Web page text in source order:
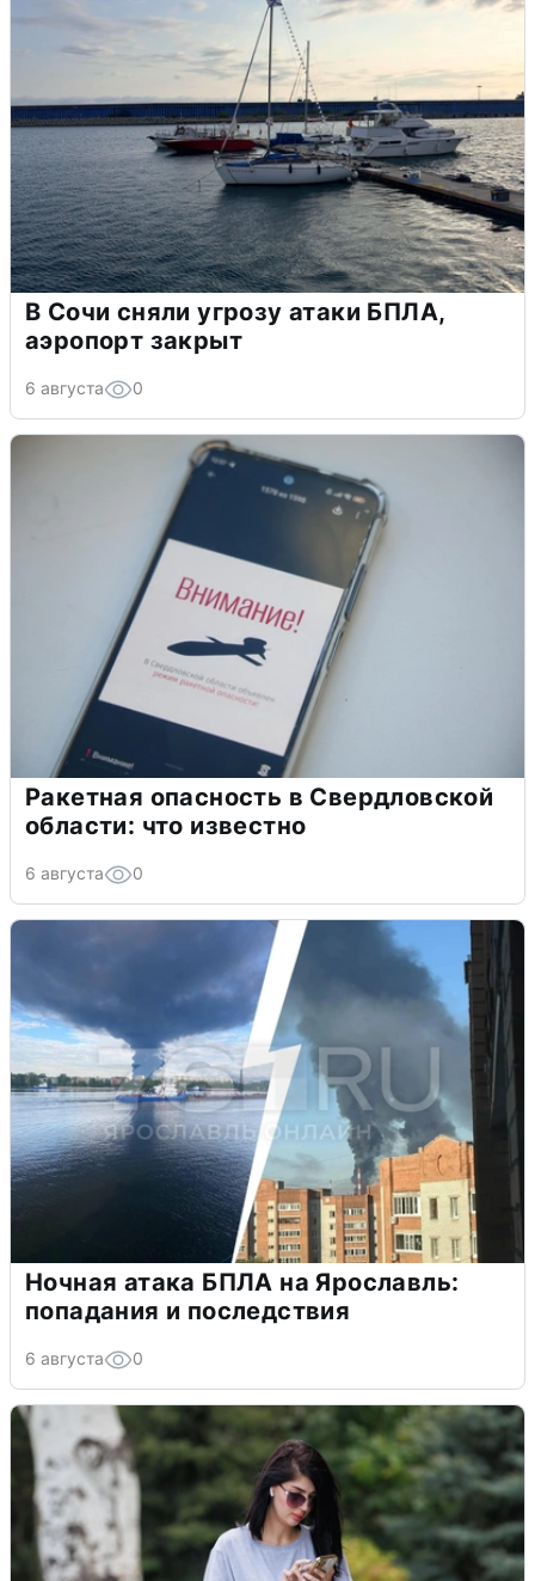
В Сочи сняли угрозу атаки БПЛА,
аэропорт закрыт
6 августа 0
Ракетная опасность в Свердловской
области: что известно
6 августа 0
Ночная атака БПЛА на Ярославль:
попадания и последствия
6 августа 0